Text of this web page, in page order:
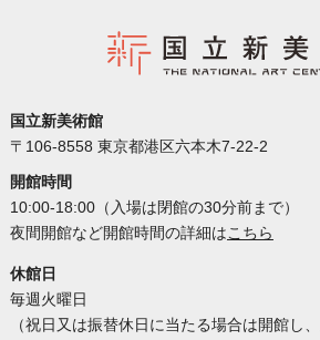
国立新美術館
〒106-8558 東京都港区六本木7-22-2
開館時間
10:00-18:00（入場は閉館の30分前まで）
夜間開館など開館時間の詳細はこちら
休館日
毎週火曜日
（祝日又は振替休日に当たる場合は開館し、